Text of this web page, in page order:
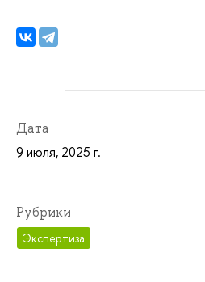
Дата
9 июля, 2025 г.
Рубрики
Экспертиза